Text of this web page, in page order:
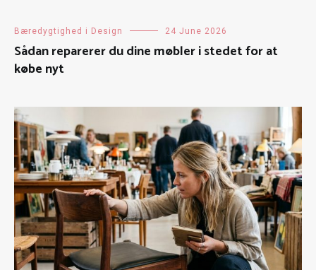
Bæredygtighed i Design 24 June 2026
Sådan reparerer du dine møbler i stedet for at
købe nyt